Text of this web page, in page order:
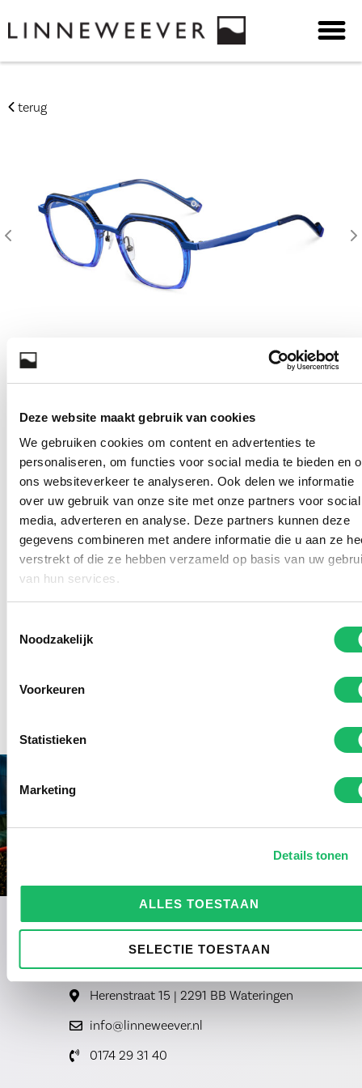
Deze website maakt gebruik van cookies
We gebruiken cookies om content en advertenties te
personaliseren, om functies voor social media te bieden en
ons websiteverkeer te analyseren. Ook delen we informatie
over uw gebruik van onze site met onze partners voor social
media, adverteren en analyse. Deze partners kunnen deze
gegevens combineren met andere informatie die u aan ze
verstrekt of die ze hebben verzameld op basis van uw
van hun services.
Noodzakelijk
Voorkeuren
Statistieken
Marketing
Details tonen
ALLES TOESTAAN
SELECTIE TOESTAAN
terug
Kom deze (zonne)brillen
passen in onze winkel
Herenstraat 15 | 2291 BB Wateringen
info@linneweever.nl
0174 29 31 40